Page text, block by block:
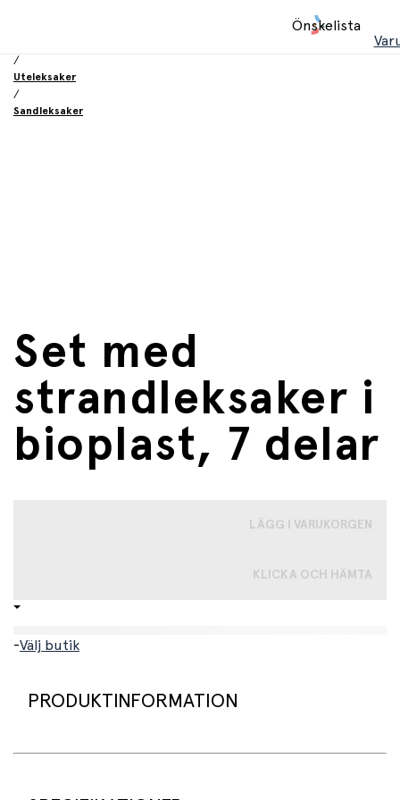
Önskelista
/
Uteleksaker
/
Sandleksaker
Set med
strandleksaker i
bioplast, 7 delar
LÄGG I VARUKORGEN
KLICKA OCH HÄMTA
-Välj butik
PRODUKTINFORMATION